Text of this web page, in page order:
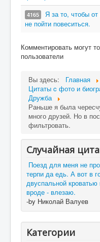
4165
Я за то, чтобы
не пойти повеситься.
Комментировать могут
пользователи
Вы здесь:
Главная
Цитаты c фото и
Дружба
Раньше я была
много друзей. Но в
фильтровать.
Случайная
Поезд для меня не
терпи да едь. А вот в
двуспальной
вроде - влезаю.
-by Николай Валуев
Категории